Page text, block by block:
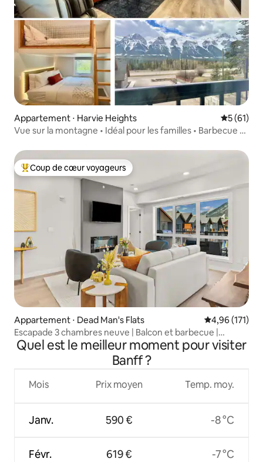
Appartement ⋅ Harvie Heights
5 (61)
Vue sur la montagne • Idéal pour les familles • Barbecue •
Coups de cœur voyageurs les plus appréciés
Coup de cœur voyageurs
Appartement ⋅ Dead Man's Flats Évaluation
4,96 (171)
Escapade 3 chambres neuve | Balcon et barbecue |
9 voyageurs
Quel est le meilleur moment pour visiter
Banff ?
Mois
Janv.
Févr.
Prix moyen
590 €
619 €
Temp. moy.
-8 °C
-7 °C